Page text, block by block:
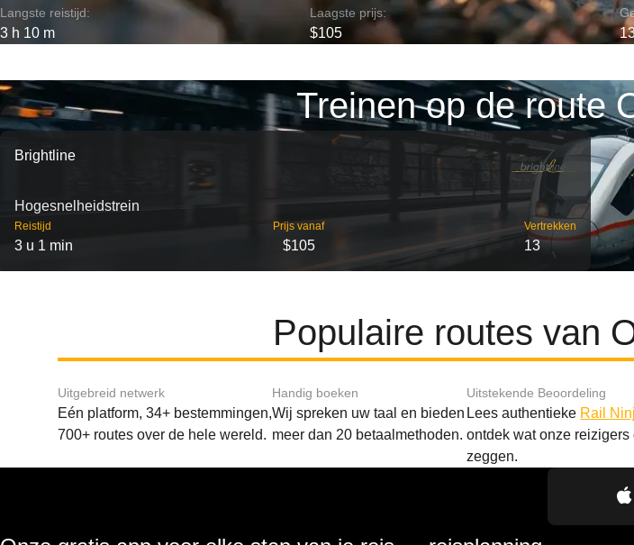
Langste reistijd:
3 h 10 m
Laagste prijs:
$105
Treinen op de route
Brightline
Hogesnelheidstrein
Reistijd
3 u 1 min
Prijs vanaf
$105
Vertrekken
13
Populaire routes van
Uitgebreid netwerk
Eén platform, 34+ bestemmingen,
700+ routes over de hele wereld.
Handig boeken
Wij spreken uw taal en bieden
meer dan 20 betaalmethoden.
Uitstekende Beoordeling
Lees authentieke Rail
ontdek wat onze reizigers
zeggen.